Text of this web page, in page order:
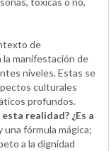
de
manifestación de
niveles. Estas se
culturales
profundos.
realidad? ¿Es a
una fórmula mágica;
a la dignidad